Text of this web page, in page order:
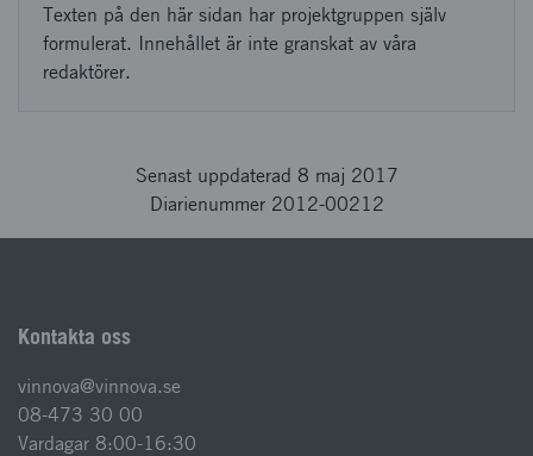
Texten på den här sidan har projektgruppen själv
formulerat. Innehållet är inte granskat av våra
redaktörer.
Senast uppdaterad 8 maj 2017
Diarienummer 2012-00212
Kontakta oss
vinnova@vinnova.se
08-473 30 00
Vardagar 8:00-16:30